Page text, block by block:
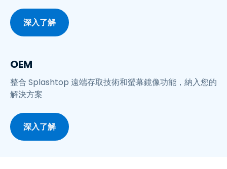
深入了解
OEM
整合 Splashtop 遠端存取技術和螢幕鏡像功能，納入您的
解決方案
深入了解